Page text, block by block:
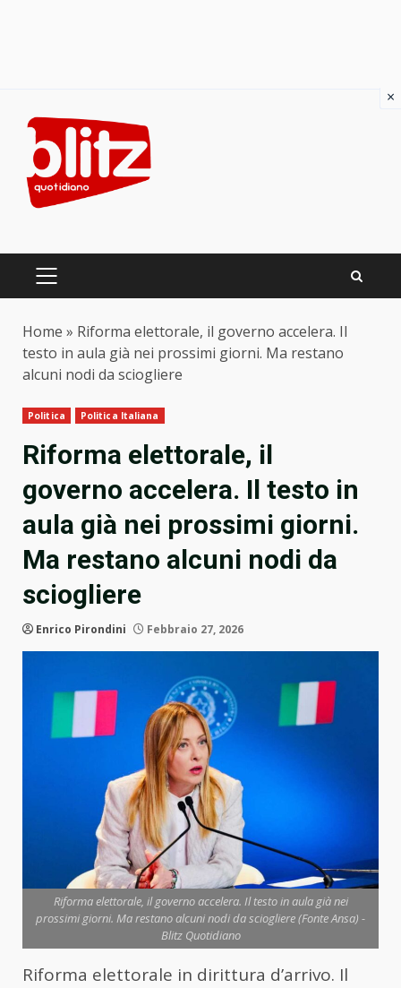
content
PRIMARY
Home » Riforma elettorale, il governo accelera. Il
testo in aula già nei prossimi giorni. Ma restano
alcuni nodi da sciogliere
Politica Politica Italiana
Riforma elettorale, il
governo accelera. Il testo in
aula già nei prossimi giorni.
Ma restano alcuni nodi da
sciogliere
Enrico Pirondini Febbraio 27, 2026
Riforma elettorale, il governo accelera. Il testo in aula già nei
prossimi giorni. Ma restano alcuni nodi da sciogliere (Fonte Ansa) -
Blitz Quotidiano
Riforma elettorale in dirittura d’arrivo. Il
×